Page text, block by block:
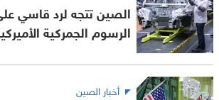
الصين تتجه لرد قاسي
الرسوم الجمركية
أخبار الصين